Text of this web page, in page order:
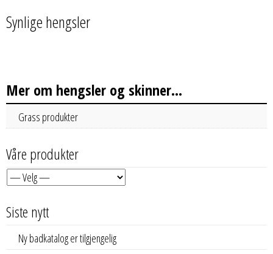
Synlige hengsler
Mer om hengsler og skinner...
Grass produkter
Våre produkter
Siste nytt
Ny badkatalog er tilgjengelig